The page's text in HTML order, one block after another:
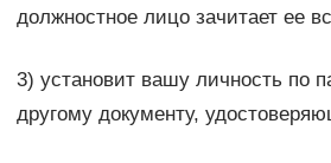
должностное лицо зачитает ее
3) установит вашу личность по
другому документу,